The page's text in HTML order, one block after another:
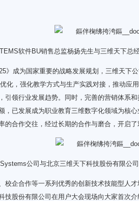
软件BU销售总监杨扬先生与三维天下总
》成为国家重要的战略发展规划，三维天下
化，强化教学方式与生产实践对接，推动应
引领行业发展趋势。同时，完善的营销体系
，已发展成为职业教育三维数字化领域为核
的合作交往，经过长期的合作与磨合，开启
公司与北京三维天下科技股份有限公
校企合作等一系列优秀的创新技术技能型人
技股份有限公司在用户大会现场向大家首次